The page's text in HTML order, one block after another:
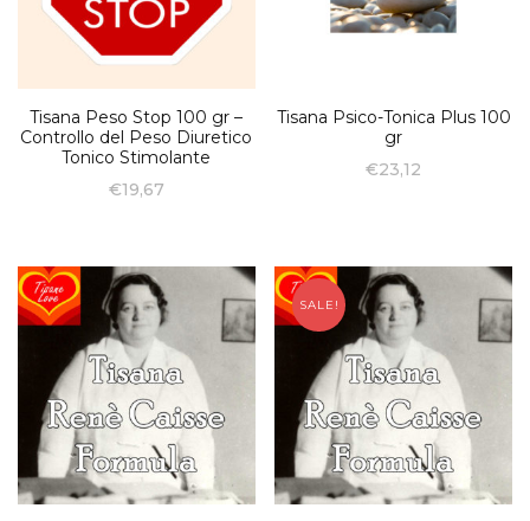
Tisana Peso Stop 100 gr –
Controllo del Peso Diuretico
Tonico Stimolante
€19,67
Tisana Psico-Tonica Plus 100
gr
€23,12
SALE!